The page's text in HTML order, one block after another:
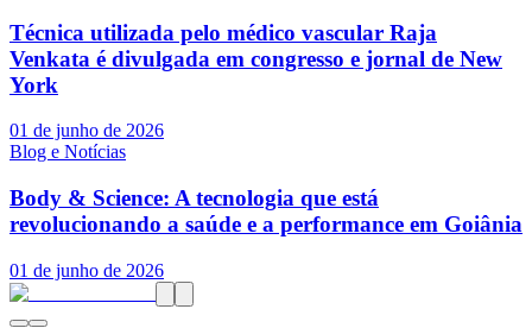
Técnica utilizada pelo médico vascular Raja
Venkata é divulgada em congresso e jornal de New
York
01 de junho de 2026
Blog e Notícias
Body & Science: A tecnologia que está
revolucionando a saúde e a performance em Goiânia
01 de junho de 2026